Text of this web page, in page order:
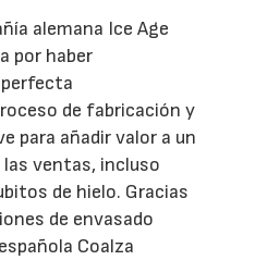
alemana Ice Age
por haber
de fabricación y
para añadir valor a un
ventas, incluso
de hielo. Gracias
de envasado
Coalza